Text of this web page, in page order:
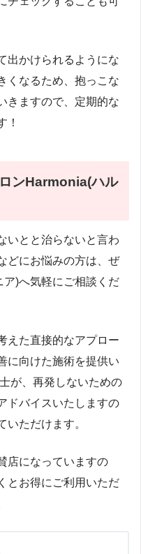
出かけられるようにな
くなるため、抱っこな
きますので、定期的な
！
ンHarmonia(ハル
いとと治らないと言わ
どにお悩みの方は、ぜ
)へ気軽にご相談くだ
えた直接的なアプロー
に向けた施術を提供い
が、再発しないための
ドバイスいたしますの
いただけます。
店になっていますの
とお得にご利用いただ